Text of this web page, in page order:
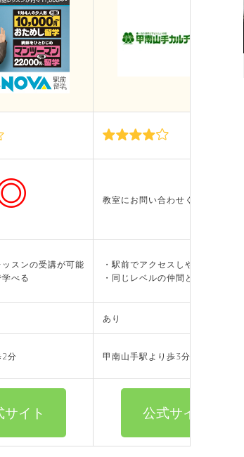
教室にお問い合わせください。
ッスンの受講が可能
べる
・駅前でアクセスしやすい
・同じレベルの仲間と楽しく学べる
あり
分 甲南山手駅より歩3分
サイト 公式サイト